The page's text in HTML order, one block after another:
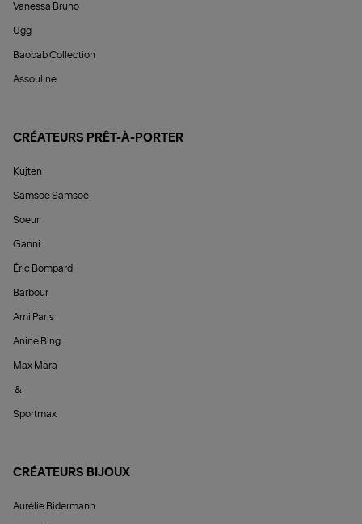
Vanessa Bruno
Ugg
Baobab Collection
Assouline
CRÉATEURS PRÊT-À-PORTER
Kujten
Samsoe Samsoe
Soeur
Ganni
Éric Bompard
Barbour
Ami Paris
Anine Bing
Max Mara
&
Sportmax
CRÉATEURS BIJOUX
Aurélie Bidermann